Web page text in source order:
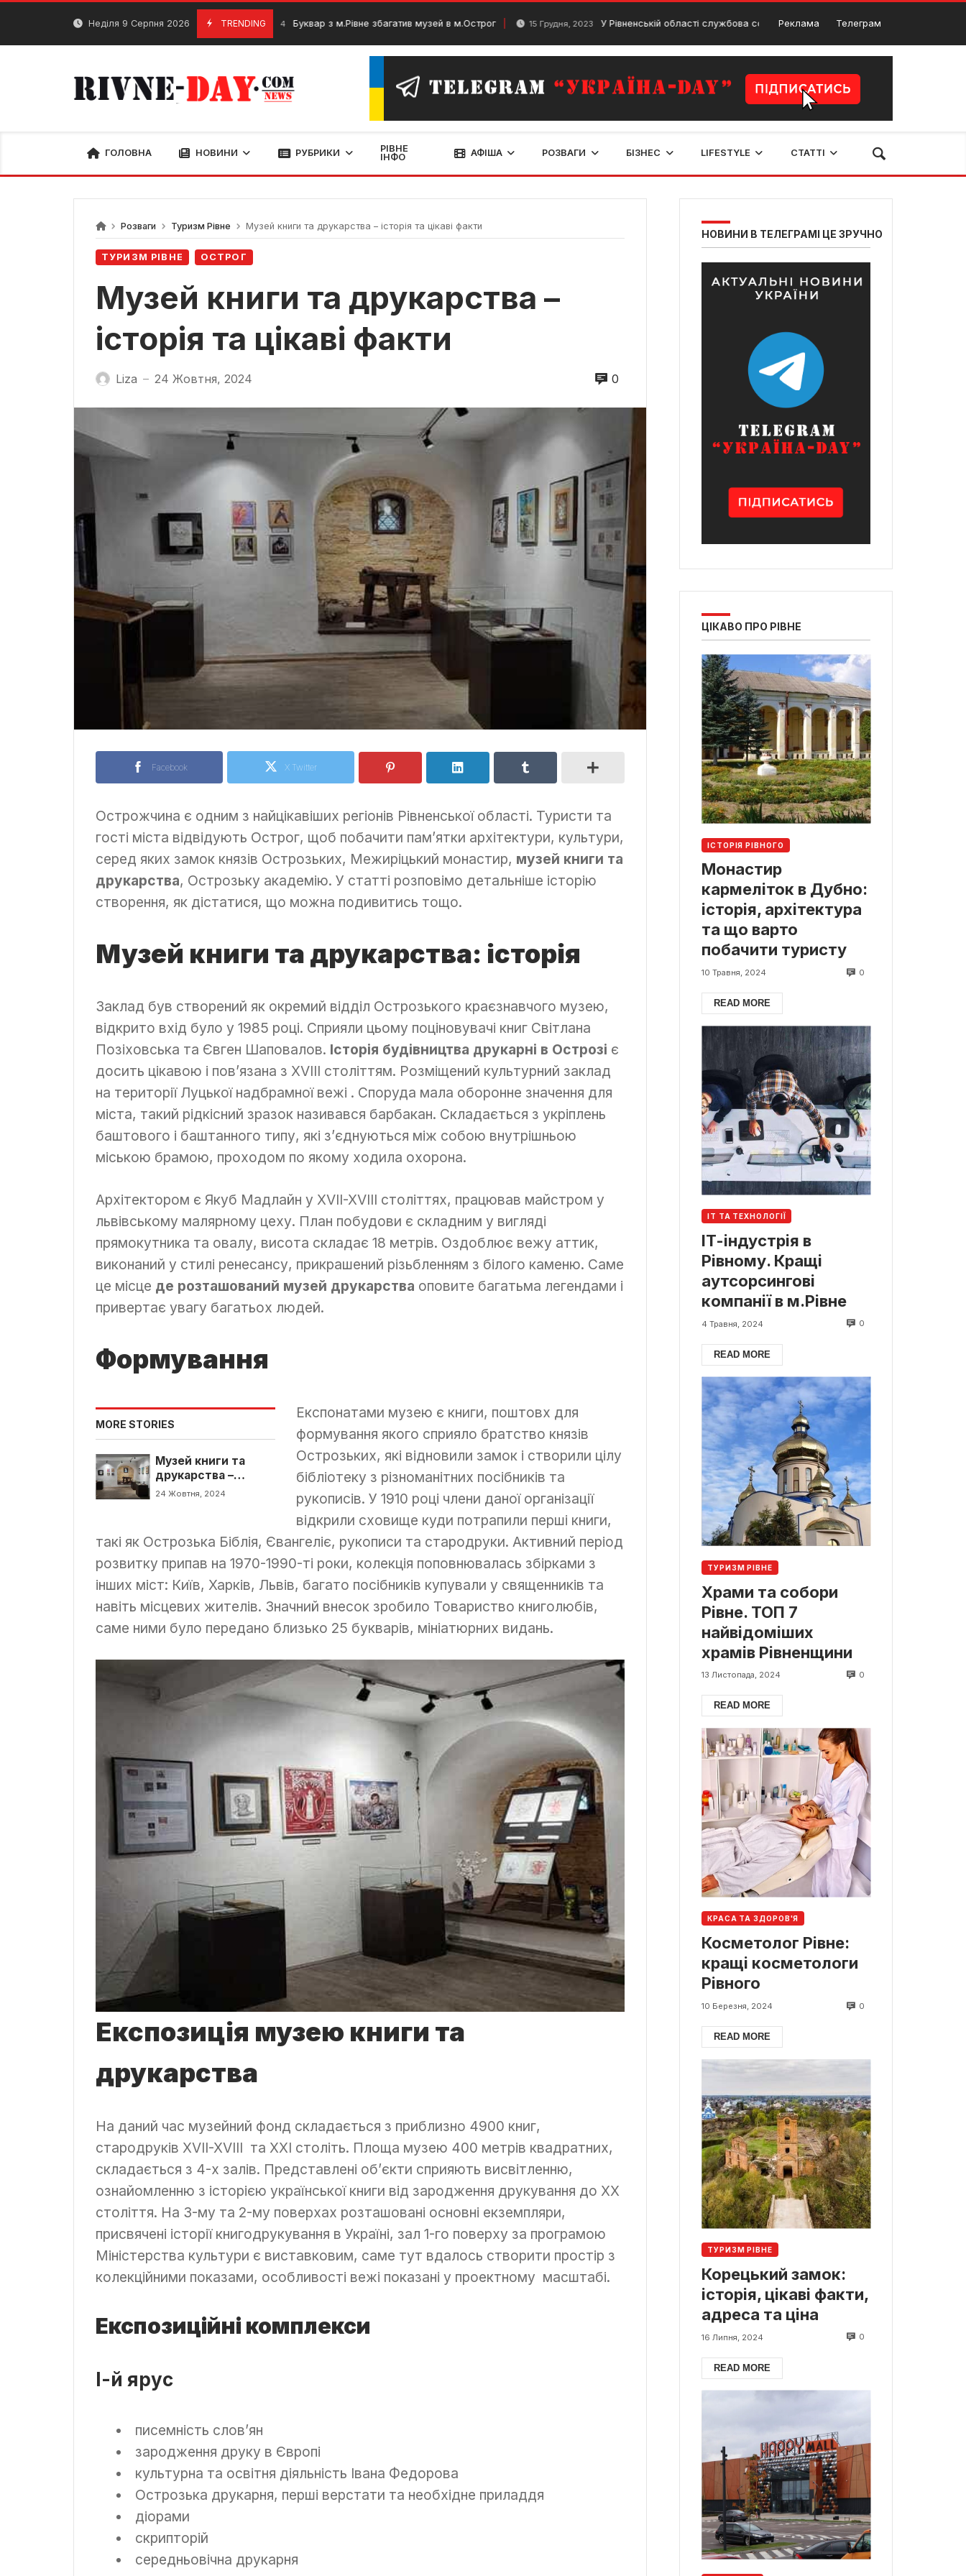
Skip
Неділя 9 Серпня 2026 TRENDING
22 Січня, 2024 Буквар з м.Рівне збагатив музей в м.Острог 15 Грудня, 2023 У Рівненській області службова собака знайшла 2 кг наркотиків
Реклама Телеграм
ГОЛОВНА НОВИНИ РУБРИКИ
РІВНЕ
ІНФО
АФІША РОЗВАГИ БІЗНЕС LIFESTYLE СТАТТІ
Розваги Туризм Рівне Музей книги та друкарства – історія та цікаві факти
ТУРИЗМ РІВНЕ ОСТРОГ
Музей книги та друкарства –
історія та цікаві факти
Liza — 24 Жовтня, 2024 0
Facebook X Twitter
Острожчина є одним з найцікавіших регіонів Рівненської області. Туристи та
гості міста відвідують Острог, щоб побачити пам’ятки архітектури, культури,
серед яких замок князів Острозьких, Межиріцький монастир, музей книги та
друкарства, Острозьку академію. У статті розповімо детальніше історію
створення, як дістатися, що можна подивитись тощо.
Музей книги та друкарства: історія
Заклад був створений як окремий відділ Острозького краєзнавчого музею,
відкрито вхід було у 1985 році. Сприяли цьому поціновувачі книг Світлана
Позіховська та Євген Шаповалов. Історія будівництва друкарні в Острозі є
досить цікавою і пов’язана з XVIII століттям. Розміщений культурний заклад
на території Луцької надбрамної вежі . Споруда мала оборонне значення для
міста, такий рідкісний зразок називався барбакан. Складається з укріплень
баштового і баштанного типу, які з’єднуються між собою внутрішньою
міською брамою, проходом по якому ходила охорона.
Архітектором є Якуб Мадлайн у XVII-XVIII століттях, працював майстром у
львівському малярному цеху. План побудови є складним у вигляді
прямокутника та овалу, висота складає 18 метрів. Оздоблює вежу аттик,
виконаний у стилі ренесансу, прикрашений різьбленням з білого каменю. Саме
це місце де розташований музей друкарства оповите багатьма легендами і
привертає увагу багатьох людей.
Формування
MORE STORIES
Музей книги та
друкарства –
історія та цікаві
24 Жовтня, 2024
Експонатами музею є книги, поштовх для
формування якого сприяло братство князів
Острозьких, які відновили замок і створили цілу
бібліотеку з різноманітних посібників та
рукописів. У 1910 році члени даної організації
відкрили сховище куди потрапили перші книги,
такі як Острозька Біблія, Євангеліє, рукописи та стародруки. Активний період
розвитку припав на 1970-1990-ті роки, колекція поповнювалась збірками з
інших міст: Київ, Харків, Львів, багато посібників купували у священників та
навіть місцевих жителів. Значний внесок зробило Товариство книголюбів,
саме ними було передано близько 25 букварів, мініатюрних видань.
Експозиція музею книги та
друкарства
На даний час музейний фонд складається з приблизно 4900 книг,
стародруків XVII-XVIII та XXI століть. Площа музею 400 метрів квадратних,
складається з 4-х залів. Представлені об’єкти сприяють висвітленню,
ознайомленню з історією української книги від зародження друкування до ХХ
століття. На 3-му та 2-му поверхах розташовані основні екземпляри,
присвячені історії книгодрукування в Україні, зал 1-го поверху за програмою
Міністерства культури є виставковим, саме тут вдалось створити простір з
колекційними показами, особливості вежі показані у проектному масштабі.
Експозиційні комплекси
І-й ярус
писемність слов’ян
зародження друку в Європі
культурна та освітня діяльність Івана Федорова
Острозька друкарня, перші верстати та необхідне приладдя
діорами
скрипторій
середньовічна друкарня
НОВИНИ В ТЕЛЕГРАМІ ЦЕ ЗРУЧНО
ЦІКАВО ПРО РІВНЕ
ІСТОРІЯ РІВНОГО
Монастир
кармеліток в Дубно:
історія, архітектура
та що варто
побачити туристу
10 Травня, 2024 0
READ MORE
ІТ ТА ТЕХНОЛОГІЇ
ІТ-індустрія в
Рівному. Кращі
аутсорсингові
компанії в м.Рівне
4 Травня, 2024 0
READ MORE
ТУРИЗМ РІВНЕ
Храми та собори
Рівне. ТОП 7
найвідоміших
храмів Рівненщини
13 Листопада, 2024 0
READ MORE
КРАСА ТА ЗДОРОВ'Я
Косметолог Рівне:
кращі косметологи
Рівного
10 Березня, 2024 0
READ MORE
ТУРИЗМ РІВНЕ
Корецький замок:
історія, цікаві факти,
адреса та ціна
16 Липня, 2024 0
READ MORE